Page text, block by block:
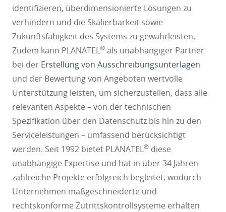
identifizieren, überdimensionierte Lösungen zu
verhindern und die Skalierbarkeit sowie
Zukunftsfähigkeit des Systems zu gewährleisten.
Zudem kann PLANATEL® als unabhängiger Partner
bei der Erstellung von Ausschreibungsunterlagen
und der Bewertung von Angeboten wertvolle
Unterstützung leisten, um sicherzustellen, dass alle
relevanten Aspekte – von der technischen
Spezifikation über den Datenschutz bis hin zu den
Serviceleistungen – umfassend berücksichtigt
werden. Seit 1992 bietet PLANATEL® diese
unabhängige Expertise und hat in über 34 Jahren
zahlreiche Projekte erfolgreich begleitet, wodurch
Unternehmen maßgeschneiderte und
rechtskonforme Zutrittskontrollsysteme erhalten